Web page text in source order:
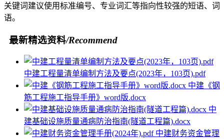
关键词建议使用标准编号、专业词汇等指向性较强的短语、词
语。
最新精选资料/Recommend
中建工程量清单编制方法及要点(2023年，103页).pdf
中建《钢
筋工程施工指导手册》word版.docx
中
建基础设施质量通病防治指南(隧道工程篇).docx
中建财务资金管理